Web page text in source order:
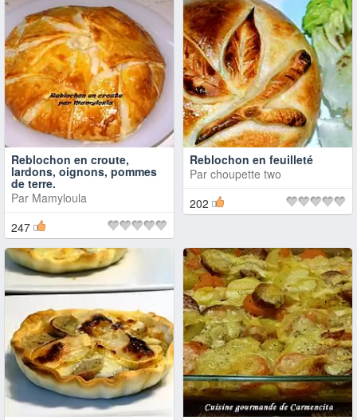
Reblochon en croute,
lardons, oignons, pommes
de terre.
Par Mamyloula
247
Reblochon en feuilleté
Par choupette two
202